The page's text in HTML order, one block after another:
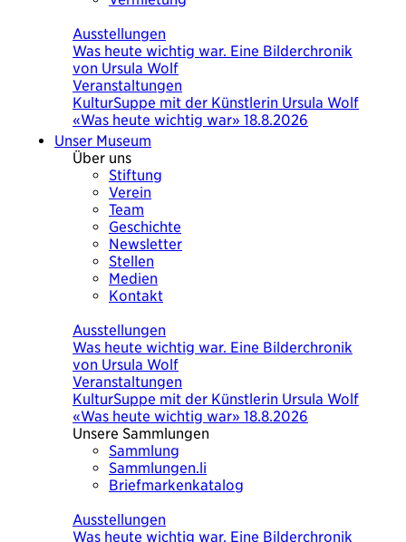
Ausstellungen
Was heute wichtig war. Eine Bilderchronik
von Ursula Wolf
Veranstaltungen
KulturSuppe mit der Künstlerin Ursula Wolf
«Was heute wichtig war» 18.8.2026
Unser Museum
Über uns
Stiftung
Verein
Team
Geschichte
Newsletter
Stellen
Medien
Kontakt
Ausstellungen
Was heute wichtig war. Eine Bilderchronik
von Ursula Wolf
Veranstaltungen
KulturSuppe mit der Künstlerin Ursula Wolf
«Was heute wichtig war» 18.8.2026
Unsere Sammlungen
Sammlung
Sammlungen.li
Briefmarkenkatalog
Ausstellungen
Was heute wichtig war. Eine Bilderchronik